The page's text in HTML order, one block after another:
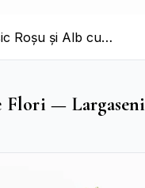
Roșu și Alb cu
Flori — Largaseni